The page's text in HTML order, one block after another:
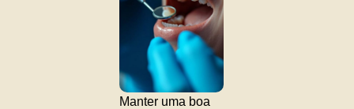
Manter uma boa